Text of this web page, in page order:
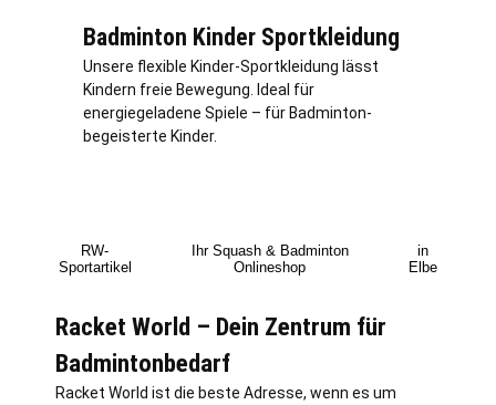
Badminton Kinder Sportkleidung
Unsere flexible Kinder-Sportkleidung lässt
Kindern freie Bewegung. Ideal für
energiegeladene Spiele – für Badminton-
begeisterte Kinder.
RW-
Sportartikel
Ihr Squash & Badminton
Onlineshop
in
Elbe
Racket World – Dein Zentrum für
Badmintonbedarf
Racket World ist die beste Adresse, wenn es um